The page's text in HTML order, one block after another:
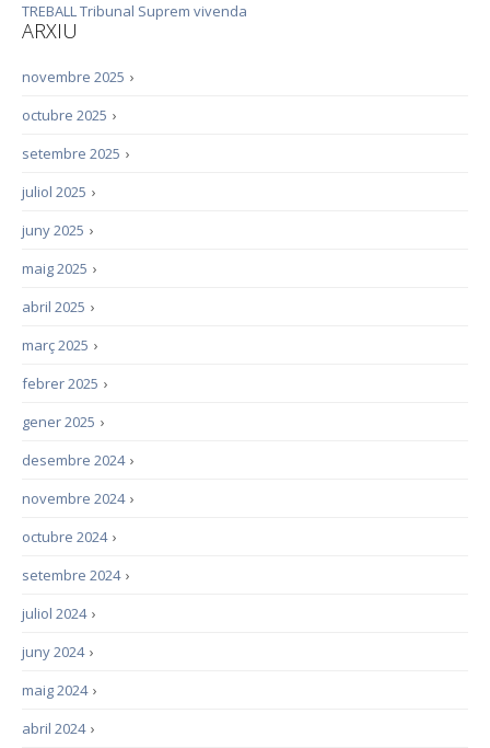
TREBALLTribunal Suprem vivenda
ARXIU
›
novembre 2025
›
octubre 2025
›
setembre 2025
›
juliol 2025
›
juny 2025
›
maig 2025
›
abril 2025
›
març 2025
›
febrer 2025
›
gener 2025
›
desembre 2024
›
novembre 2024
›
octubre 2024
›
setembre 2024
›
juliol 2024
›
juny 2024
›
maig 2024
›
abril 2024